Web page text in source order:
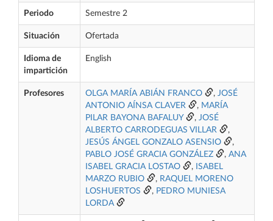
Periodo Semestre 2
Situación Ofertada
Idioma de
impartición
English
Profesores OLGA MARÍA ABIÁN FRANCO , JOSÉ
ANTONIO AÍNSA CLAVER
, MARÍA
PILAR BAYONA BAFALUY
, JOSÉ
ALBERTO CARRODEGUAS VILLAR
,
JESÚS ÁNGEL GONZALO ASENSIO
,
PABLO JOSÉ GRACIA GONZÁLEZ
, ANA
ISABEL GRACIA LOSTAO
, ISABEL
MARZO RUBIO
, RAQUEL MORENO
LOSHUERTOS
, PEDRO MUNIESA
LORDA